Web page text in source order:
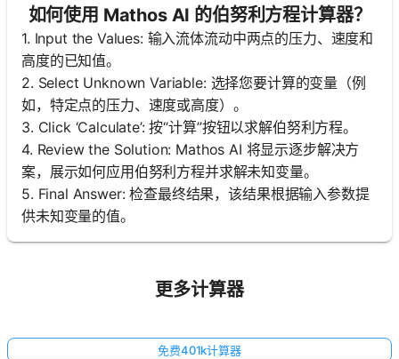
如何使用 Mathos AI 的伯努利方程计算器？
1. Input the Values: 输入流体流动中两点的压力、速度和
高度的已知值。
2. Select Unknown Variable: 选择您要计算的变量（例
如，特定点的压力、速度或高度）。
3. Click ‘Calculate’: 按“计算”按钮以求解伯努利方程。
4. Review the Solution: Mathos AI 将显示逐步解决方
案，展示如何应用伯努利方程并求解未知变量。
5. Final Answer: 检查最终结果，该结果根据输入参数提
供未知变量的值。
更多计算器
免费401k计算器